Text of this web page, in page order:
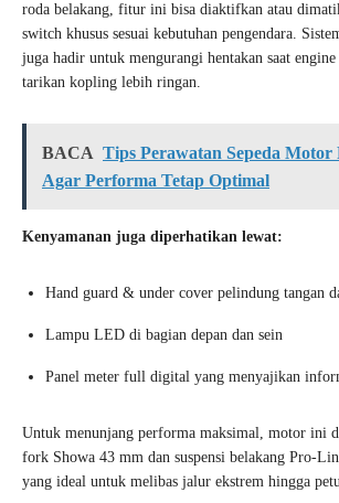
roda belakang, fitur ini bisa diaktifkan atau
switch khusus sesuai kebutuhan pengendara.
juga hadir untuk mengurangi hentakan saat
tarikan kopling lebih ringan.
BACA Tips Perawatan Sepeda Motor
Agar Performa Tetap Optimal
Kenyamanan juga diperhatikan lewat:
Hand guard & under cover pelindung tangan
Lampu LED di bagian depan dan sein
Panel meter full digital yang menyajikan
Untuk menunjang performa maksimal, motor ini
fork Showa 43 mm dan suspensi belakang Pro-
yang ideal untuk melibas jalur ekstrem hingga